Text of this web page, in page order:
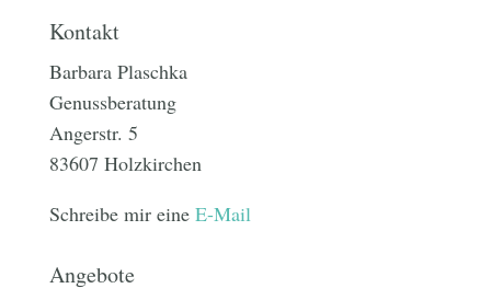
Kontakt
Barbara Plaschka
Genussberatung
Angerstr. 5
83607 Holzkirchen
Schreibe mir eine E-Mail
Angebote